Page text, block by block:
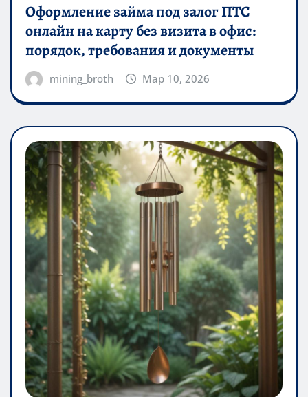
Оформление займа под залог ПТС
онлайн на карту без визита в офис:
порядок, требования и документы
mining_broth Мар 10, 2026